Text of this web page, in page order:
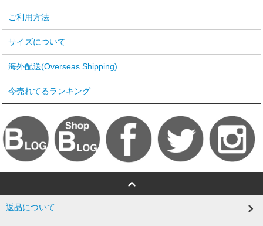
ご利用方法
サイズについて
海外配送(Overseas Shipping)
今売れてるランキング
返品について